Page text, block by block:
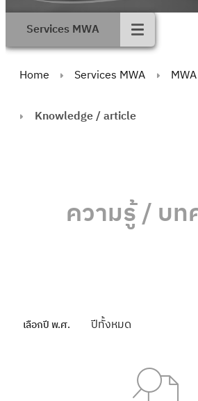
Services MWA
Home Services MWA
Knowledge / article
ความรู้ / บท
เลือกปี พ.ศ. ปีทั้งหมด